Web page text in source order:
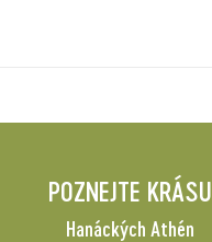
POZNEJTE KRÁSU
Hanáckých Athén